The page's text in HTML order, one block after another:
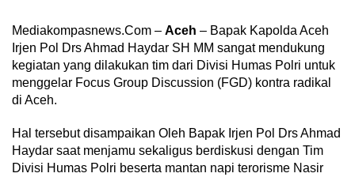
Mediakompasnews.Com – Aceh – Bapak Kapolda Aceh
Irjen Pol Drs Ahmad Haydar SH MM sangat mendukung
kegiatan yang dilakukan tim dari Divisi Humas Polri untuk
menggelar Focus Group Discussion (FGD) kontra radikal
di Aceh.
Hal tersebut disampaikan Oleh Bapak Irjen Pol Drs Ahmad
Haydar saat menjamu sekaligus berdiskusi dengan Tim
Divisi Humas Polri beserta mantan napi terorisme Nasir